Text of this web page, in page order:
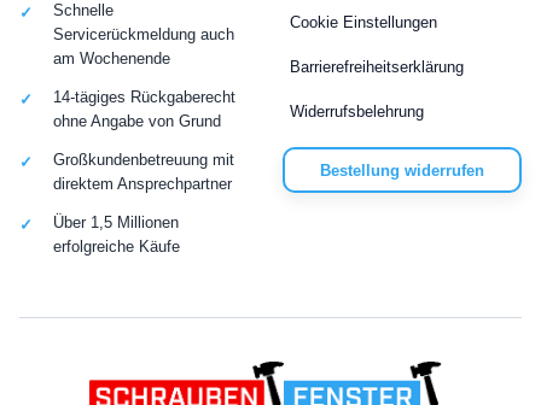
Cookie Einstellungen
Barrierefreiheitserklärung
Widerrufsbelehrung
Bestellung widerrufen
Schnelle
Servicerückmeldung auch
am Wochenende
14-tägiges Rückgaberecht
ohne Angabe von Grund
Großkundenbetreuung mit
direktem Ansprechpartner
Über 1,5 Millionen
erfolgreiche Käufe